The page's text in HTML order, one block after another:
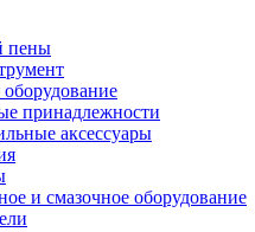
пены
принадлежности
аксессуары
и смазочное оборудование